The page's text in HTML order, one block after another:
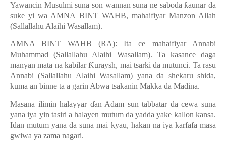
Yawancin Musulmi suna son wannan suna ne saboda ƙaunar da
suke yi wa AMNA BINT WAHB, mahaifiyar Manzon Allah
(Sallallahu Alaihi Wasallam).
AMNA BINT WAHB (RA): Ita ce mahaifiyar Annabi
Muhammad (Sallallahu Alaihi Wasallam). Ta kasance daga
manyan mata na kabilarƘuraysh, mai tsarki da mutunci. Ta rasu
Annabi (Sallallahu Alaihi Wasallam) yana da shekaru shida,
kuma an binne ta a garin Abwa tsakanin Makka da Madina.
Masana ilimin halayyar ɗan Adam sun tabbatar da cewa suna
yana iya yin tasiri a halayen mutum da yadda yake kallon kansa.
Idan mutum yana da suna mai kyau, hakan na iya karfafa masa
gwiwa ya zama nagari.